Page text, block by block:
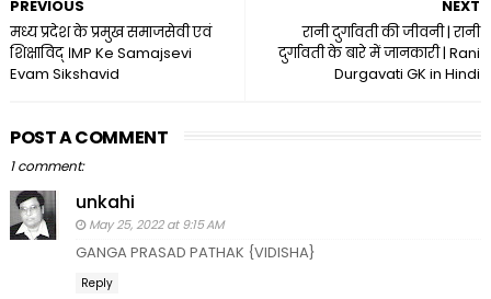
NEXT
रानी दुर्गावती की जीवनी | रानी
दुर्गावती के बारे में जानकारी | Rani
Durgavati GK in Hindi
PREVIOUS
मध्य प्रदेश के प्रमुख समाजसेवी एवं
शिक्षाविद् ।MP Ke Samajsevi
Evam Sikshavid
POST A COMMENT
1 comment:
unkahi
May 25, 2022 at 9:15 AM
GANGA PRASAD PATHAK {VIDISHA}
Reply